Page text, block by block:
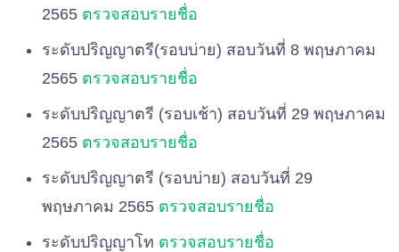
2565 ตรวจสอบรายชื่อ
ระดับปริญญาตรี(รอบบ่าย) สอบวันที่ 8 พฤษภาคม
2565 ตรวจสอบรายชื่อ
ระดับปริญญาตรี (รอบเช้า) สอบวันที่ 29 พฤษภาคม
2565 ตรวจสอบรายชื่อ
ระดับปริญญาตรี (รอบบ่าย) สอบวันที่ 29
พฤษภาคม 2565 ตรวจสอบรายชื่อ
ระดับปริญญาโท ตรวจสอบรายชื่อ